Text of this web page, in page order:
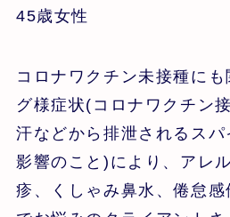
45歳女性
コロナワクチン未接種に
グ様症状(コロナワクチン
汗などから排泄されるス
影響のこと)により、アレ
疹、くしゃみ鼻水、倦怠感